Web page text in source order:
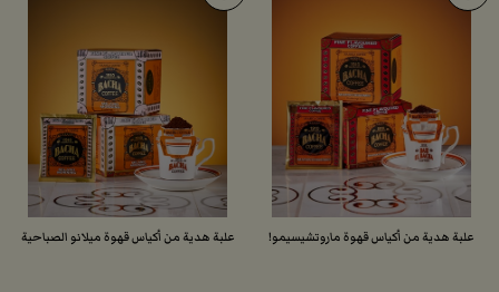
علبة هدية من أكياس قهوة ماروتشيسيمو! علبة هدية من أكياس قهوة ميلانو الصباحية